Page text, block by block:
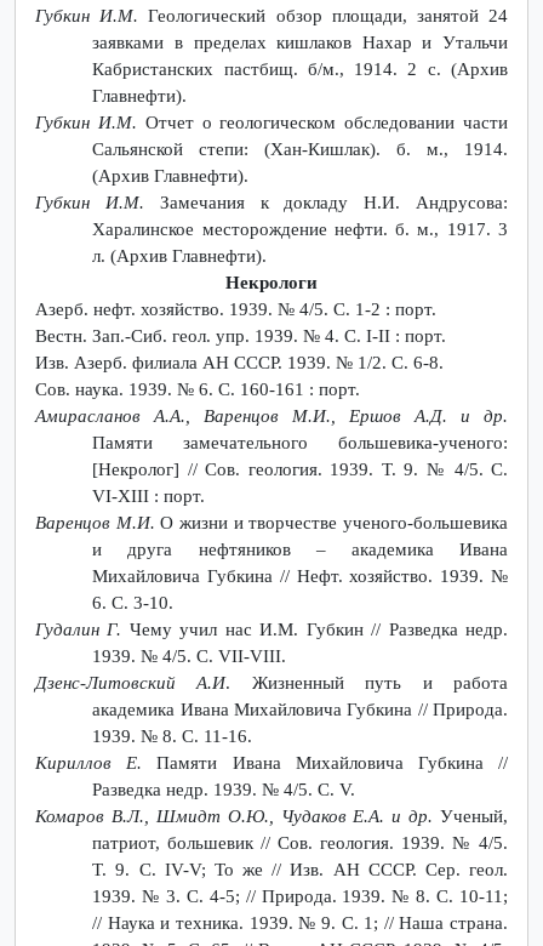
Губкин И.М. Геологический обзор площади, занятой 24
заявками в пределах кишлаков Нахар и Утальчи
Кабристанских пастбищ. б/м., 1914. 2 с. (Архив
Главнефти).
Губкин И.М. Отчет о геологическом обследовании части
Сальянской степи: (Хан-Кишлак). б. м., 1914.
(Архив Главнефти).
Губкин И.М. Замечания к докладу Н.И. Андрусова:
Харалинское месторождение нефти. б. м., 1917. 3
л. (Архив Главнефти).
Некрологи
Азерб. нефт. хозяйство. 1939. № 4/5. С. 1-2 : порт.
Вестн. Зап.-Сиб. геол. упр. 1939. № 4. С. I-II : порт.
Изв. Азерб. филиала АН СССР. 1939. № 1/2. С. 6-8.
Сов. наука. 1939. № 6. С. 160-161 : порт.
Амирасланов А.А., Варенцов М.И., Ершов А.Д. и др.
Памяти замечательного большевика-ученого:
[Некролог] // Сов. геология. 1939. Т. 9. № 4/5. С.
VI-XIII : порт.
Варенцов М.И.О жизни и творчестве ученого-большевика
и друга нефтяников – академика Ивана
Михайловича Губкина // Нефт. хозяйство. 1939. №
6. С. 3-10.
Гудалин Г. Чему учил нас И.М. Губкин // Разведка недр.
1939. № 4/5. С. VII-VIII.
Дзенс-Литовский А.И. Жизненный путь и работа
академика Ивана Михайловича Губкина // Природа.
1939. № 8. С. 11-16.
Кириллов Е. Памяти Ивана Михайловича Губкина //
Разведка недр. 1939. № 4/5. С. V.
Комаров В.Л., Шмидт О.Ю., Чудаков Е.А. и др. Ученый,
патриот, большевик // Сов. геология. 1939. № 4/5.
Т. 9. С. IV-V; То же // Изв. АН СССР. Сер. геол.
1939. № 3. С. 4-5; // Природа. 1939. № 8. С. 10-11;
// Наука и техника. 1939. № 9. С. 1; // Наша страна.